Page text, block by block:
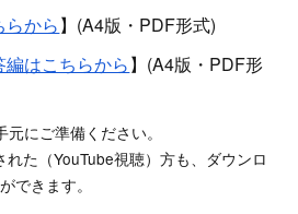
から】(A4版・PDF形式)
はこちらから】(A4版・PDF形
にご準備ください。
た（YouTube視聴）方も、ダウンロ
できます。